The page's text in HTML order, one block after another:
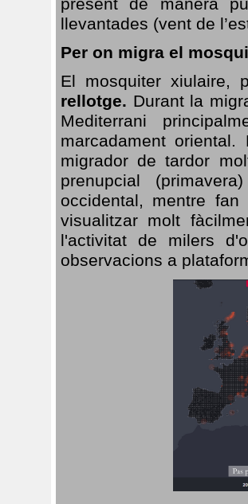
llevantades (vent de
Per on migra el
El mosquiter xiulaire,
rellotge. Durant la
Mediterrani
marcadament
migrador de tardor
prenupcial
occidental, mentre
visualitzar molt
l'activitat de milers
observacions a